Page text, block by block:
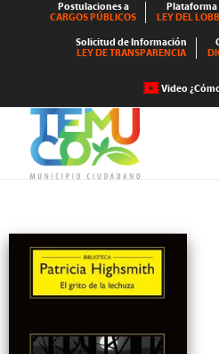
Postulaciones a
CARGOS PÚBLICOS
Plataforma
LEY DEL
Solicitud de Información
LEY DE TRANSPARENCIA
Video